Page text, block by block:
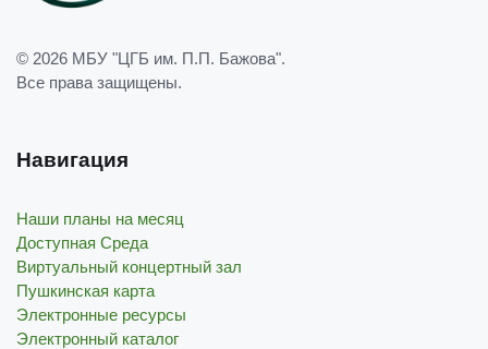
© 2026 МБУ "ЦГБ им. П.П. Бажова".
Все права защищены.
Навигация
Наши планы на месяц
Доступная Среда
Виртуальный концертный зал
Пушкинская карта
Электронные ресурсы
Электронный каталог